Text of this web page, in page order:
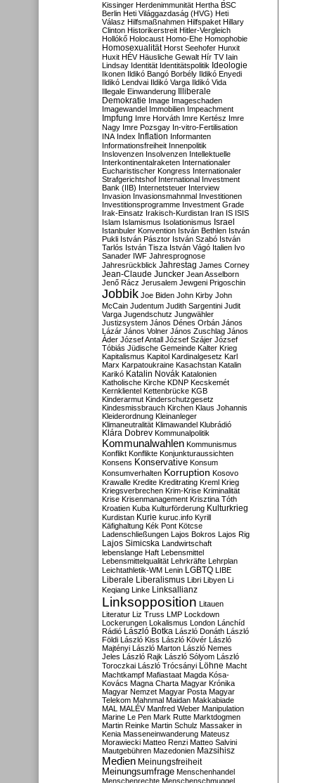
Kissinger Herdenimmunität Hertha BSC
Berlin Heti Világgazdaság (HVG) Heti
Válasz Hilfsmaßnahmen Hilfspaket Hillary
Clinton Historikerstreit Hitler-Vergleich
Hollókő Holocaust Homo-Ehe Homophobie
Homosexualität Horst Seehofer Hunxit
Huxit HÉV Häusliche Gewalt Hír TV Iain
Lindsay Identität Identitätspolitik Ideologie
Ikonen Ildikó Bangó Borbély Ildikó Enyedi
Ildikó Lendvai Ildikó Varga Ildikó Vida
Illegale Einwanderung Illiberale
Demokratie Image Imageschaden
Imagewandel Immobilien Impeachment
Impfung Imre Horváth Imre Kertész Imre
Nagy Imre Pozsgay In-vitro-Fertilisation
INA Index Inflation Informanten
Informationsfreiheit Innenpolitik
Inslovenzen Insolvenzen Intellektuelle
Interkontinentalraketen Internationaler
Eucharistischer Kongress Internationaler
Strafgerichtshof International Investment
Bank (IIB) Internetsteuer Interview
Invasion Invasionsmahnmal Investitionen
Investitionsprogramme Investment Grade
Irak-Einsatz Irakisch-Kurdistan Iran IS ISIS
Islam Islamismus Isolationismus Israel
Istanbuler Konvention István Bethlen István
Pukli István Pásztor István Szabó István
Tarlós István Tisza István Vágó Italien Ivo
Sanader IWF Jahresprognose
Jahresrückblick Jahrestag James Corney
Jean-Claude Juncker Jean Asselborn
Jenő Rácz Jerusalem Jewgeni Prigoschin
Jobbik Joe Biden John Kirby John
McCain Judentum Judith Sargentini Judit
Varga Jugendschutz Jungwähler
Justizsystem János Dénes Orbán János
Lázár János Volner János Zuschlag János
Áder József Antall József Szájer József
Tóbiás Jüdische Gemeinde Kalter Krieg
Kapitalismus Kapitol Kardinalgesetz Karl
Marx Karpatoukraine Kasachstan Katalin
Karikó Katalin Novák Katalonien
Katholische Kirche KDNP Kecskemét
Kernklientel Kettenbrücke KGB
Kinderarmut Kinderschutzgesetz
Kindesmissbrauch Kirchen Klaus Johannis
Kleiderordnung Kleinanleger
Klimaneutralität Klimawandel Klubrádió
Klára Dobrev Kommunalpolitik
Kommunalwahlen Kommunismus
Konflikt Konflikte Konjunkturaussichten
Konsens Konservative Konsum
Konsumverhalten Korruption Kosovo
Krawalle Kredite Kreditrating Kreml Krieg
Kriegsverbrechen Krim-Krise Kriminalität
Krise Krisenmanagement Krisztina Tóth
Kroatien Kuba Kulturförderung Kulturkrieg
Kurdistan Kurie kuruc.info Kyrill
Käfighaltung Kék Pont Kötcse
Ladenschließungen Lajos Bokros Lajos Rig
Lajos Simicska Landwirtschaft
lebenslange Haft Lebensmittel
Lebensmittelqualität Lehrkräfte Lehrplan
Leichtathletik-WM Lenin LGBTQ LIBE
Liberale Liberalismus Libri Libyen Li
Keqiang Linke Linksallianz
Linksopposition Litauen
Literatur Liz Truss LMP Lockdown
Lockerungen Lokalismus London Lánchíd
Rádió
László Botka László Donáth László
Földi László Kiss László Kövér László
Majtényi László Marton László Nemes
Jeles László Rajk László Sólyom László
Toroczkai László Trócsányi Löhne Macht
Machtkampf Mafiastaat Magda Kósa-
Kovács Magna Charta Magyar Krónika
Magyar Nemzet Magyar Posta Magyar
Telekom Mahnmal Maidan Makkabiade
MAL MALÉV Manfred Weber Manipulation
Marine Le Pen Mark Rutte Marktdogmen
Martin Reinke Martin Schulz Massaker in
Kenia Masseneinwanderung Mateusz
Morawiecki Matteo Renzi Matteo Salvini
Mautgebühren Mazedonien Mazsihisz
Medien Meinungsfreiheit
Meinungsumfrage Menschenhandel
Menschenrechte Menschenschmuggel